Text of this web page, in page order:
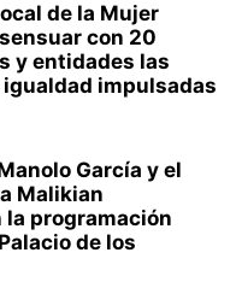
de la Mujer
con 20
y entidades las
impulsadas
García y el
Malikian
la programación
de los